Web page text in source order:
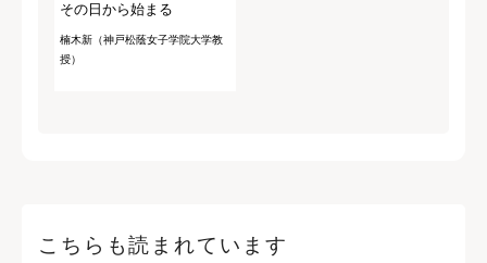
その日から始まる
楠木新（神戸松蔭女子学院大学教
授）
こちらも読まれています